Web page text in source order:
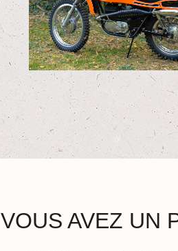
VOUS AVEZ UN